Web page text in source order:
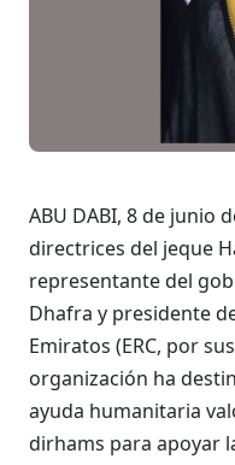
ABU DABI, 8 de junio
directrices del jeque
representante del
Dhafra y presidente
Emiratos (ERC, por
organización ha
ayuda humanitaria
dirhams para apoyar